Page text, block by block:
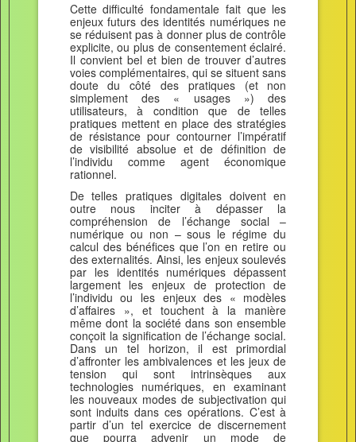
Cette difficulté fondamentale fait que les
enjeux futurs des identités numériques ne
se réduisent pas à donner plus de contrôle
explicite, ou plus de consentement éclairé.
Il convient bel et bien de trouver d’autres
voies complémentaires, qui se situent sans
doute du côté des pratiques (et non
simplement des « usages ») des
utilisateurs, à condition que de telles
pratiques mettent en place des stratégies
de résistance pour contourner l’impératif
de visibilité absolue et de définition de
l’individu comme agent économique
rationnel.
De telles pratiques digitales doivent en
outre nous inciter à dépasser la
compréhension de l’échange social –
numérique ou non – sous le régime du
calcul des bénéfices que l’on en retire ou
des externalités. Ainsi, les enjeux soulevés
par les identités numériques dépassent
largement les enjeux de protection de
l’individu ou les enjeux des « modèles
d’affaires », et touchent à la manière
même dont la société dans son ensemble
conçoit la signification de l’échange social.
Dans un tel horizon, il est primordial
d’affronter les ambivalences et les jeux de
tension qui sont intrinsèques aux
technologies numériques, en examinant
les nouveaux modes de subjectivation qui
sont induits dans ces opérations. C’est à
partir d’un tel exercice de discernement
que pourra advenir un mode de